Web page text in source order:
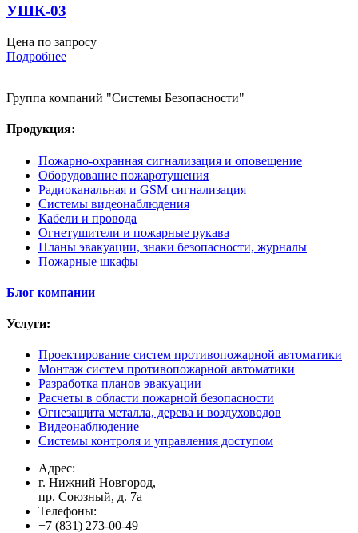
УШК-03
Цена по запросу
Подробнее
Группа компаний "Системы Безопасности"
Продукция:
Пожарно-охранная сигнализация и оповещение
Оборудование пожаротушения
Радиоканальная и GSM сигнализация
Системы видеонаблюдения
Кабели и провода
Огнетушители и пожарные рукава
Планы эвакуации, знаки безопасности, журналы
Пожарные шкафы
Блог компании
Услуги:
Проектирование систем противопожарной автоматики
Монтаж систем противопожарной автоматики
Разработка планов эвакуации
Расчеты в области пожарной безопасности
Огнезащита металла, дерева и воздуховодов
Видеонаблюдение
Системы контроля и управления доступом
Адрес:
г. Нижний Новгород,
пр. Союзный, д. 7а
Телефоны:
+7 (831) 273-00-49